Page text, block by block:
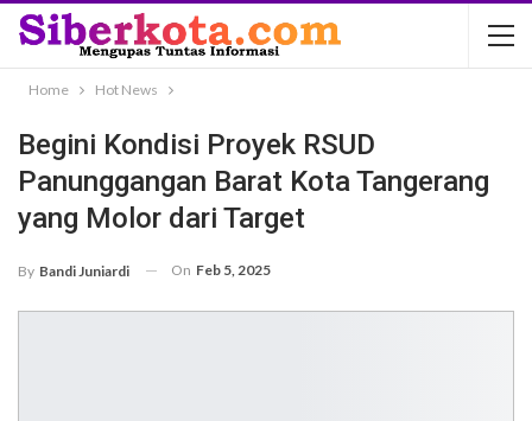
Home Hot News
Begini Kondisi Proyek RSUD
Panunggangan Barat Kota Tangerang
yang Molor dari Target
By Bandi Juniardi On Feb 5, 2025